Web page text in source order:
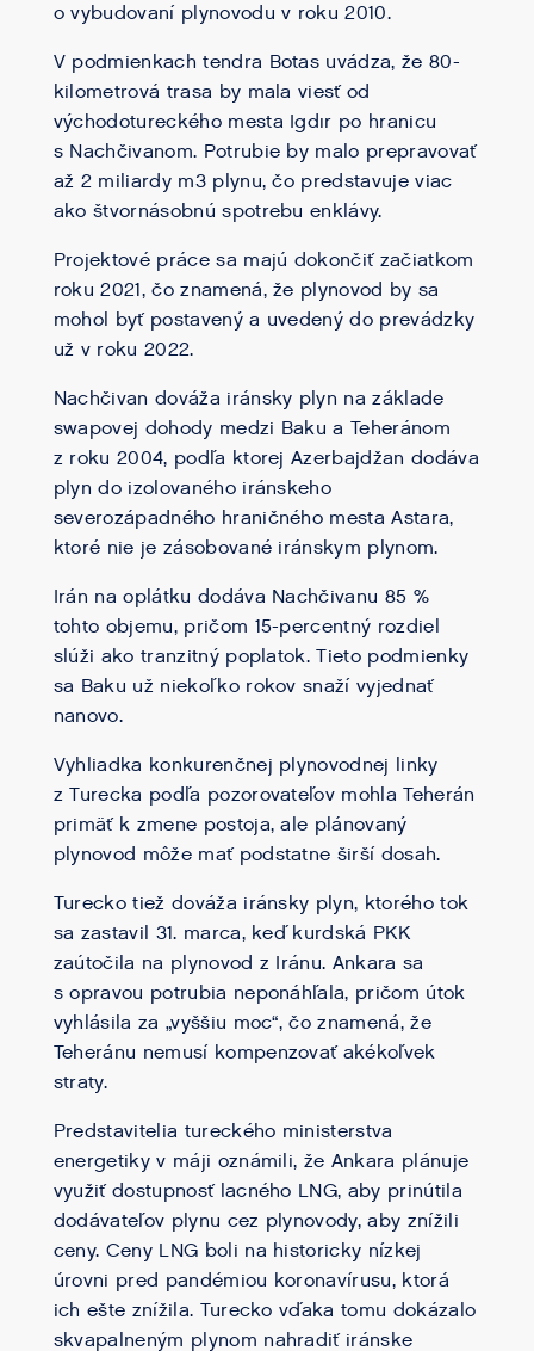
o vybudovaní plynovodu v roku 2010.
V podmienkach tendra Botas uvádza, že 80-
kilometrová trasa by mala viesť od
východotureckého mesta Igdır po hranicu
s Nachčivanom. Potrubie by malo prepravovať
až 2 miliardy m3 plynu, čo predstavuje viac
ako štvornásobnú spotrebu enklávy.
Projektové práce sa majú dokončiť začiatkom
roku 2021, čo znamená, že plynovod by sa
mohol byť postavený a uvedený do prevádzky
už v roku 2022.
Nachčivan dováža iránsky plyn na základe
swapovej dohody medzi Baku a Teheránom
z roku 2004, podľa ktorej Azerbajdžan dodáva
plyn do izolovaného iránskeho
severozápadného hraničného mesta Astara,
ktoré nie je zásobované iránskym plynom.
Irán na oplátku dodáva Nachčivanu 85 %
tohto objemu, pričom 15-percentný rozdiel
slúži ako tranzitný poplatok. Tieto podmienky
sa Baku už niekoľko rokov snaží vyjednať
nanovo.
Vyhliadka konkurenčnej plynovodnej linky
z Turecka podľa pozorovateľov mohla Teherán
primäť k zmene postoja, ale plánovaný
plynovod môže mať podstatne širší dosah.
Turecko tiež dováža iránsky plyn, ktorého tok
sa zastavil 31. marca, keď kurdská PKK
zaútočila na plynovod z Iránu. Ankara sa
s opravou potrubia neponáhľala, pričom útok
vyhlásila za „vyššiu moc“, čo znamená, že
Teheránu nemusí kompenzovať akékoľvek
straty.
Predstavitelia tureckého ministerstva
energetiky v máji oznámili, že Ankara plánuje
využiť dostupnosť lacného LNG, aby prinútila
dodávateľov plynu cez plynovody, aby znížili
ceny. Ceny LNG boli na historicky nízkej
úrovni pred pandémiou koronavírusu, ktorá
ich ešte znížila. Turecko vďaka tomu dokázalo
skvapalneným plynom nahradiť iránske